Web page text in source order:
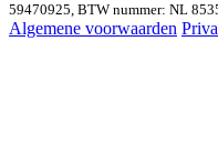
59470925, BTW nummer: NL
Algemene voorwaarden